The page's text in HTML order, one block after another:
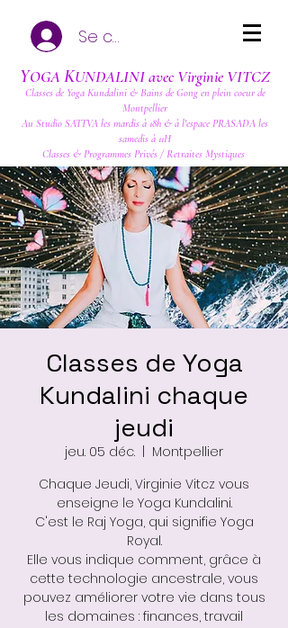
Se connecter
YOGA KUNDALINI avec Virginie VITCZ
Classes de Yoga Kundalini & Bains de Gong en plein coeur de
Montpellier
Au Studio SATTVA les mardis à 18h & à l'espace PRASADA les
samedis à 11H
Classes & Programmes Privés / Retraites Mystiques
Classes de Yoga
Kundalini chaque
jeudi
jeu. 05 déc.
Montpellier
Chaque Jeudi, Virginie Vitcz vous
enseigne le Yoga Kundalini.
C'est le Raj Yoga, qui signifie Yoga
Royal.
Elle vous indique comment, grâce à
cette technologie ancestrale, vous
pouvez améliorer votre vie dans tous
les domaines : finances, travail